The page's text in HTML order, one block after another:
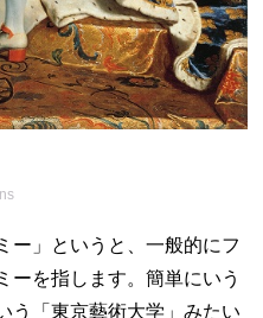
ー」というと、一般的にフ
ーを指します。簡単にいう
う「東京藝術大学」みたい